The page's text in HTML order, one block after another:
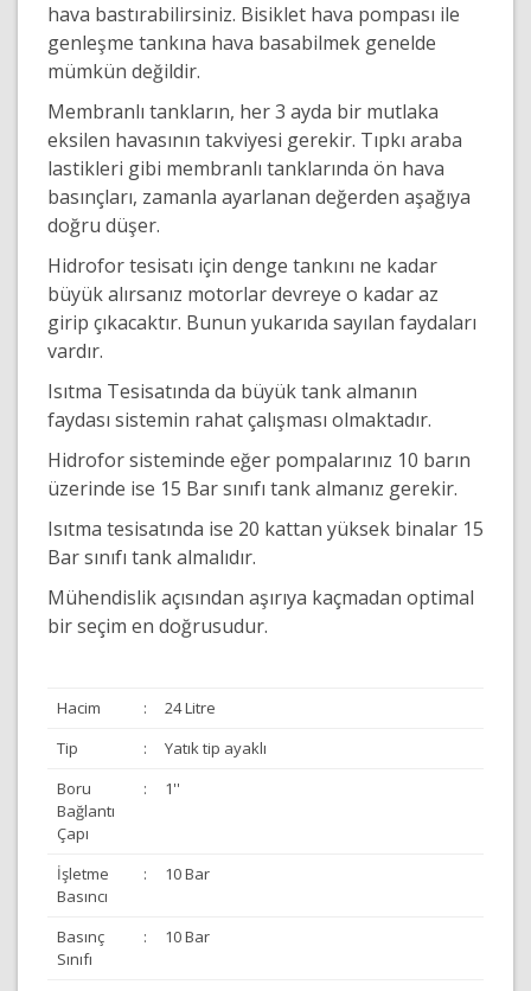
hava bastırabilirsiniz. Bisiklet hava pompası ile
genleşme tankına hava basabilmek genelde
mümkün değildir.
Membranlı tankların, her 3 ayda bir mutlaka
eksilen havasının takviyesi gerekir. Tıpkı araba
lastikleri gibi membranlı tanklarında ön hava
basınçları, zamanla ayarlanan değerden aşağıya
doğru düşer.
Hidrofor tesisatı için denge tankını ne kadar
büyük alırsanız motorlar devreye o kadar az
girip çıkacaktır. Bunun yukarıda sayılan faydaları
vardır.
Isıtma Tesisatında da büyük tank almanın
faydası sistemin rahat çalışması olmaktadır.
Hidrofor sisteminde eğer pompalarınız 10 barın
üzerinde ise 15 Bar sınıfı tank almanız gerekir.
Isıtma tesisatında ise 20 kattan yüksek binalar 15
Bar sınıfı tank almalıdır.
Mühendislik açısından aşırıya kaçmadan optimal
bir seçim en doğrusudur.
Hacim :
24 Litre
Tip
:
Yatık tip ayaklı
Boru
Bağlantı
Çapı
: 1''
İşletme
Basıncı
: 10 Bar
Basınç
Sınıfı
: 10 Bar